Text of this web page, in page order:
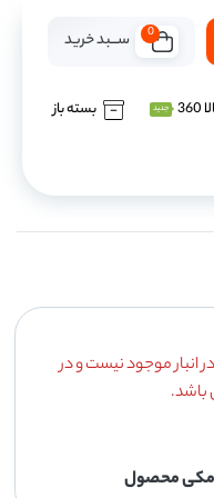
0 ســـبد خرید
جدید بسته باز
موجود نیست و در
محصول